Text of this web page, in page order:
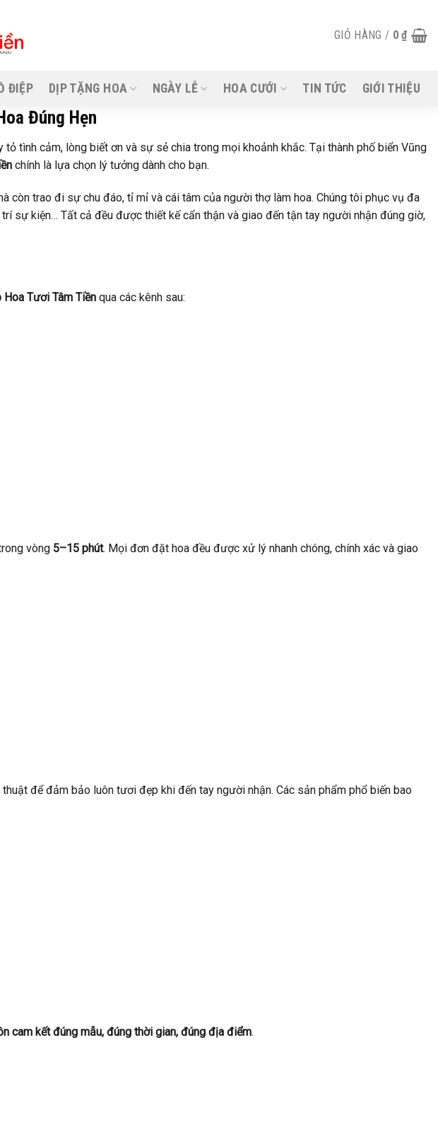
GIỎ HÀNG / 0₫
ĐIỆP DỊP TẶNG HOA NGÀY LỄ HOA CƯỚI TIN TỨC GIỚI THIỆU
Đúng Hẹn
tình cảm, lòng biết ơn và sự sẻ chia trong mọi khoảnh khắc. Tại thành phố biển Vũng
chính là lựa chọn lý tưởng dành cho bạn.
còn trao đi sự chu đáo, tỉ mỉ và cái tâm của người thợ làm hoa. Chúng tôi phục vụ đa
sự kiện… Tất cả đều được thiết kế cẩn thận và giao đến tận tay người nhận đúng giờ,
Hoa Tươi Tâm Tiền qua các kênh sau:
vòng 5–15 phút. Mọi đơn đặt hoa đều được xử lý nhanh chóng, chính xác và giao
để đảm bảo luôn tươi đẹp khi đến tay người nhận. Các sản phẩm phổ biến bao
cam kết đúng mẫu, đúng thời gian, đúng địa điểm.